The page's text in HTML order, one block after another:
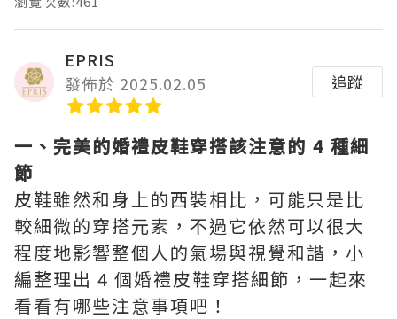
EPRIS
發佈於 2025.02.05
追蹤
一、完美的婚禮皮鞋穿搭該注意的 4 種細
節
皮鞋雖然和身上的西裝相比，可能只是比
較細微的穿搭元素，不過它依然可以很大
程度地影響整個人的氣場與視覺和諧，小
編整理出 4 個婚禮皮鞋穿搭細節，一起來
看看有哪些注意事項吧！